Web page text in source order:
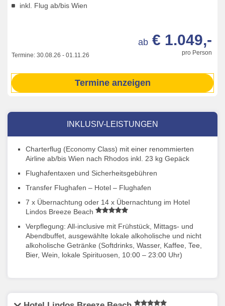
inkl. Flug ab/bis Wien
Termine: 30.08.26 - 01.11.26 pro Person
ab € 1.049,-
Termine anzeigen
INKLUSIV-LEISTUNGEN
Charterflug (Economy Class) mit einer renommierten
Airline ab/bis Wien nach Rhodos inkl. 23 kg Gepäck
Flughafentaxen und Sicherheitsgebühren
Transfer Flughafen – Hotel – Flughafen
7 x Übernachtung oder 14 x Übernachtung im Hotel
Lindos Breeze Beach
Verpflegung: All-inclusive mit Frühstück, Mittags- und
Abendbuffet, ausgewählte lokale alkoholische und nicht
alkoholische Getränke (Softdrinks, Wasser, Kaffee, Tee,
Bier, Wein, lokale Spirituosen, 10:00 – 23:00 Uhr)